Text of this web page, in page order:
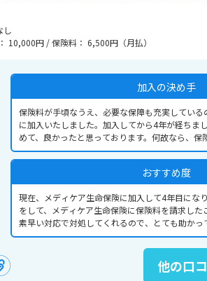
し
10,000円 / 保険料： 6,500円（月払）
加入の決め手
保険料が手頃なうえ、必要な保障も充実してい
に加入いたしました。加入してから4年が経ちま
めて、良かったと思っております。何故なら、
感や、電話をかけた時の対応がとても親切で丁寧
おすすめ度
現在、メディケア生命保険に加入して4年目にな
をして、メディケア生命保険に保険料を請求した
素早い対応で対処してくれるので、とても助か
保険を継続していきたいといつも思っております
他の口